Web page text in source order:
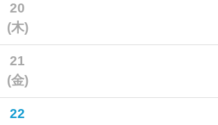
20
(木)
21
(金)
22